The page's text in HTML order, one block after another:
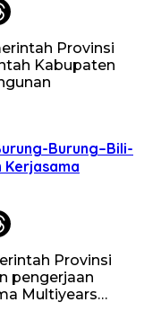
Provinsi
Kabupaten
Burung–Bili-
Kerjasama
Provinsi
pengerjaan
Multiyears…